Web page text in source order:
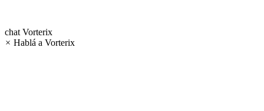
chat Vorterix
× Hablá a Vorterix